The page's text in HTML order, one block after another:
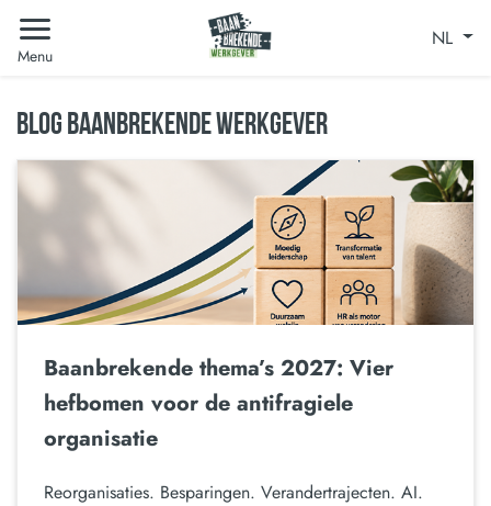
Menu
NL
BLOG BAANBREKENDE WERKGEVER
Baanbrekende thema’s 2027: Vier
hefbomen voor de antifragiele
organisatie
Reorganisaties. Besparingen. Verandertrajecten. AI.